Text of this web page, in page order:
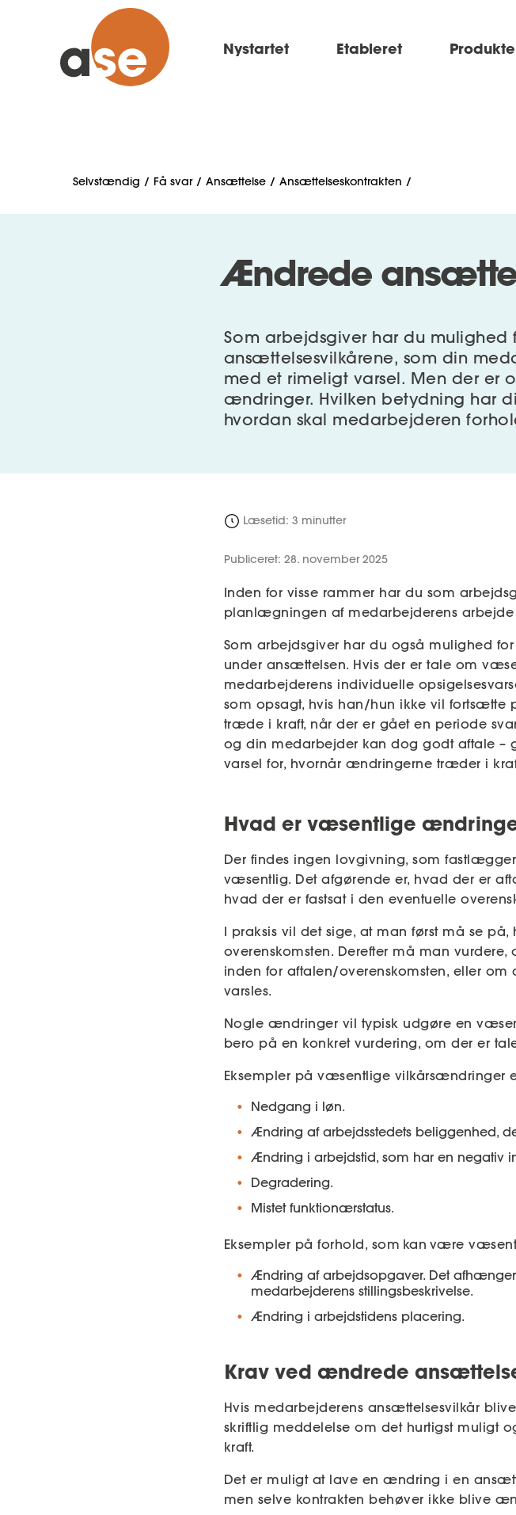
Nystartet Etableret
Selvstændig Få svar Ansættelse Ansættelseskontrakten
Ændrede
Som arbejdsgiver har du
ansættelsesvilkårene, som din
med et rimeligt varsel. Men der
ændringer. Hvilken betydning har
hvordan skal medarbejderen
Læsetid: 3 minutter
Publiceret: 28. november 2025
Inden for visse rammer har du som
planlægningen af medarbejderens arbejde
Som arbejdsgiver har du også mulighed
under ansættelsen. Hvis der er tale om
medarbejderens individuelle
som opsagt, hvis han/hun ikke vil
træde i kraft, når der er gået en periode
og din medarbejder kan dog godt aftale –
varsel for, hvornår ændringerne træder i
Hvad er væsentlige
Der findes ingen lovgivning, som
væsentlig. Det afgørende er, hvad der er
hvad der er fastsat i den eventuelle
I praksis vil det sige, at man først må se
overenskomsten. Derefter må man
inden for aftalen/overenskomsten, eller
varsles.
Nogle ændringer vil typisk udgøre en
bero på en konkret vurdering, om der er
Eksempler på væsentlige vilkårsændringer
Nedgang i løn.
Ændring af arbejdsstedets beliggenhed,
Ændring i arbejdstid, som har en negativ
Degradering.
Mistet funktionærstatus.
Eksempler på forhold, som kan være
Ændring af arbejdsopgaver. Det
medarbejderens stillingsbeskrivelse.
Ændring i arbejdstidens placering.
Krav ved ændrede
Hvis medarbejderens ansættelsesvilkår
skriftlig meddelelse om det hurtigst muligt
kraft.
Det er muligt at lave en ændring i en
men selve kontrakten behøver ikke blive